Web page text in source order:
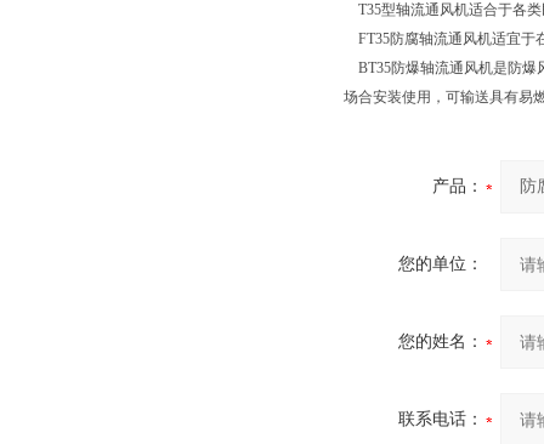
T35型轴流通风机适合于各
FT35防腐轴流通风机适宜于
BT35防爆轴流通风机是防
场合安装使用，可输送具有易
产品：
您的单位：
您的姓名：
联系电话：